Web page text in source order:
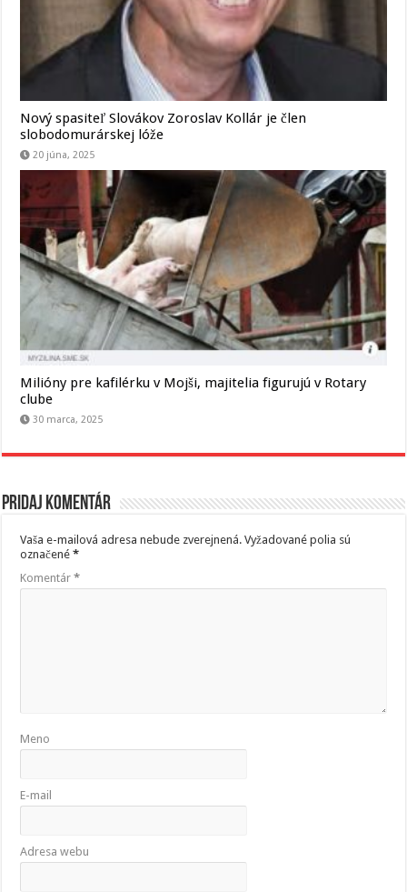
Nový spasiteľ Slovákov Zoroslav Kollár je člen
slobodomurárskej lóže
20 júna, 2025
Milióny pre kafilérku v Mojši, majitelia figurujú v Rotary
clube
30 marca, 2025
Pridaj komentár
Vaša e-mailová adresa nebude zverejnená. Vyžadované polia sú
označené*
Komentár*
Meno
E-mail
Adresa webu